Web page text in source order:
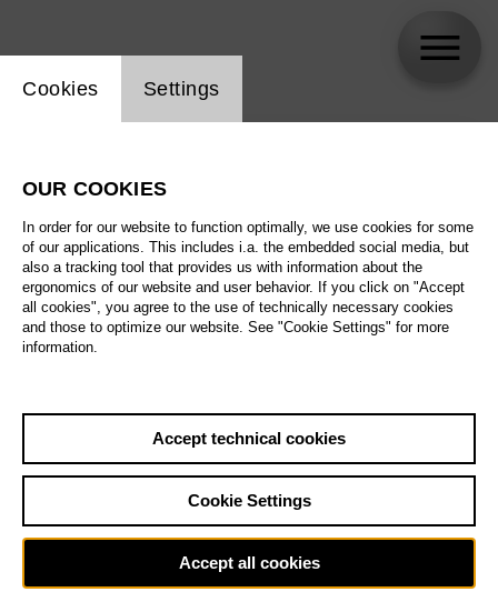
All artistic fields
All locations
All features
Sat29.8.
Ballet Main stage Staatsballett Berlin
12:00 Eröffnungswochenende
Website cookie setting
Cookies Settings
OUR COOKIES
In order for our website to function optimally, we use cookies for some
of our applications. This includes i.a. the embedded social media, but
also a tracking tool that provides us with information about the
ergonomics of our website and user behavior. If you click on "Accept
all cookies", you agree to the use of technically necessary cookies
and those to optimize our website. See "Cookie Settings" for more
information.
Accept technical cookies
Cookie Settings
Accept all cookies